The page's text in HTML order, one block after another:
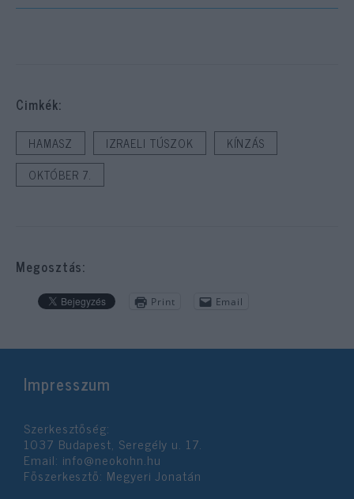
Cimkék:
HAMASZ IZRAELI TÚSZOK
KÍNZÁS
OKTÓBER 7.
Megosztás:
Print Email
Impresszum
Szerkesztőség:
1037 Budapest, Seregély u. 17.
Email: info@neokohn.hu
Főszerkesztő: Megyeri Jonatán